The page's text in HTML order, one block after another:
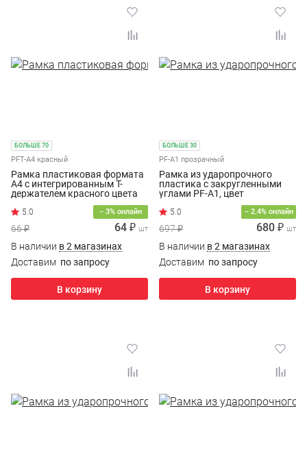
БОЛЬШЕ 70
PFT-A4 красный
Рамка пластиковая формата
А4 с интегрированным Т-
держателем красного цвета
− 3% онлайн
66 ₽ 64 ₽ шт
В наличии в 2 магазинах
Доставим по запросу
В корзину
БОЛЬШЕ 30
PF-A1 прозрачный
Рамка из ударопрочного
пластика с закругленными
углами PF-A1, цвет
− 2.4% онлайн
697 ₽ 680 ₽ шт
В наличии в 2 магазинах
Доставим по запросу
В корзину